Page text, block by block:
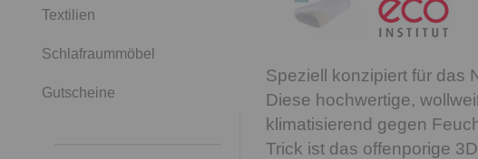
Textilien
Schlafraummöbel
Gutscheine
Speziell konzipiert für das
Diese hochwertige,
klimatisierend gegen
Trick ist das offenporige